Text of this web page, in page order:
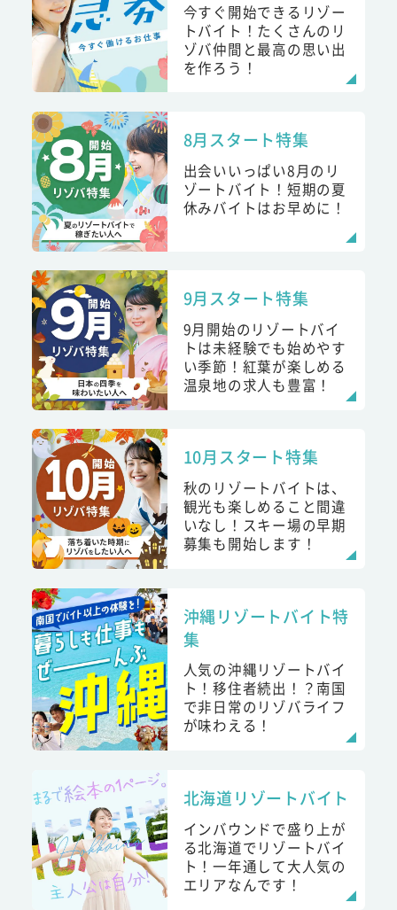
今すぐ開始できるリゾー
トバイト！たくさんのリ
ゾバ仲間と最高の思い出
を作ろう！
8月スタート特集
出会いいっぱい8月のリ
ゾートバイト！短期の夏
休みバイトはお早めに！
9月スタート特集
9月開始のリゾートバイ
トは未経験でも始めやす
い季節！紅葉が楽しめる
温泉地の求人も豊富！
10月スタート特集
秋のリゾートバイトは、
観光も楽しめること間違
いなし！スキー場の早期
募集も開始します！
沖縄リゾートバイト特
集
人気の沖縄リゾートバイ
ト！移住者続出！？南国
で非日常のリゾバライフ
が味わえる！
北海道リゾートバイト
インバウンドで盛り上が
る北海道でリゾートバイ
ト！一年通して大人気の
エリアなんです！